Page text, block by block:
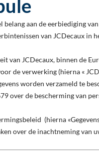
belang aan de eerbiediging
van JCDecaux in
van JCDecaux, binnen de
de verwerking (hierna «
worden verzameld te
over de bescherming van
(hierna
over de inachtneming van